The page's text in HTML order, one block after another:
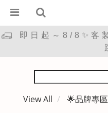
即日起～8/8✨客
View All 🌟品牌專區